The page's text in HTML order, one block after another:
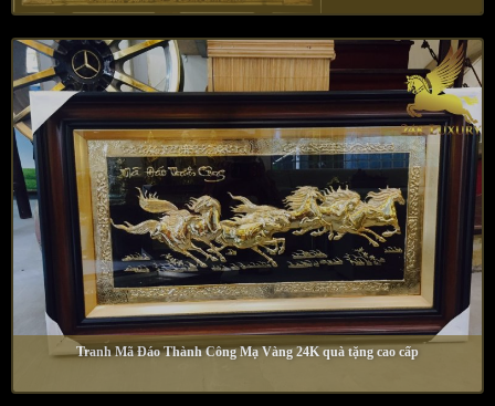
Tranh Mã Đáo Thành Công Mạ Vàng 24K quà tặng cao cấp